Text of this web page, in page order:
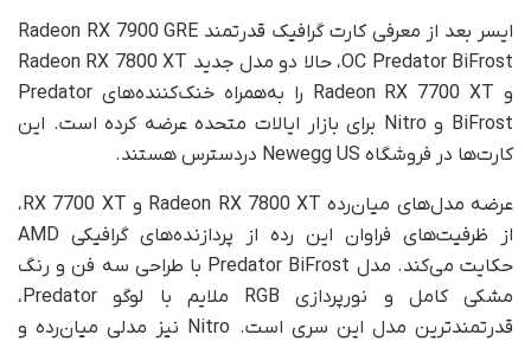
ایسر بعد از معرفی کارت گرافیک قدرتمند Radeon RX 7900 GRE
OC Predator BiFrost، حالا دو مدل جدید Radeon RX 7800 XT
و Radeon RX 7700 XT را به‌همراه خنک‌کننده‌های Predator
BiFrost و Nitro برای بازار ایالات متحده عرضه کرده است. این
کارت‌ها در فروشگاه Newegg US در‌دسترس هستند.
عرضه‌ مدل‌های میان‌رده Radeon RX 7800 XT و RX 7700 XT،
از ظرفیت‌های فراوان این رده از پردازنده‌های گرافیکی AMD
حکایت می‌کند. مدل Predator BiFrost با طراحی سه فن و رنگ
مشکی کامل و نورپردازی RGB ملایم با لوگو Predator،
قدرتمندترین مدل این سری است. Nitro نیز مدلی میان‌رده و